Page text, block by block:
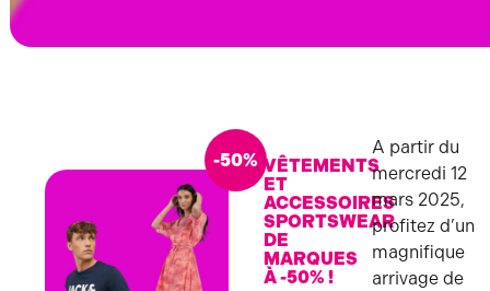
-50% VÊTEMENTS
ET
ACCESSOIRES
SPORTSWEAR
DE
MARQUES
À -50% !
A partir du
mercredi 12
mars 2025,
profitez d’un
magnifique
arrivage de